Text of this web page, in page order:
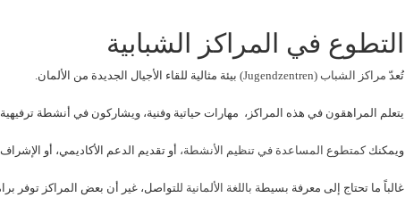
التطوع في المراكز الشبابية
تُعدّ مراكز الشباب (Jugendzentren) بيئة مثالية للقاء الأجيال الجديدة من الألمان.
يتعلم المراهقون في هذه المراكز، مهارات حياتية وفنية، ويشاركون في أنشطة ترفيهية
ويمكنك كمتطوع المساعدة في تنظيم الأنشطة، أو تقديم الدعم الأكاديمي، أو
غالباً ما تحتاج إلى معرفة بسيطة باللغة الألمانية للتواصل، غير أن بعض المراكز توفر